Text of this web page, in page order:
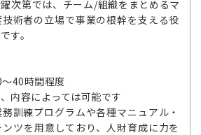
次第では、チーム/組織をまとめるマ
術者の立場で事業の根幹を支える役
す。
40時間程度
内容によっては可能です
訓練プログラムや各種マニュアル・
ツを用意しており、人財育成に力を